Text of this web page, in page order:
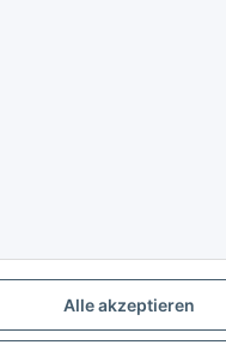
Alle akzeptieren